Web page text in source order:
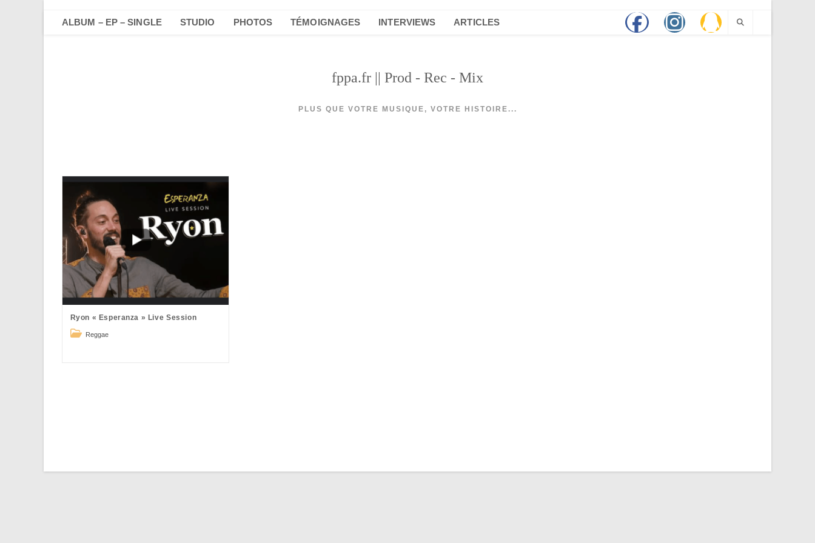
ALBUM – EP – SINGLE STUDIO PHOTOS TÉMOIGNAGES INTERVIEWS ARTICLES
fppa.fr || Prod - Rec - Mix
PLUS QUE VOTRE MUSIQUE, VOTRE HISTOIRE...
Ryon « Esperanza » Live Session
PostReggae